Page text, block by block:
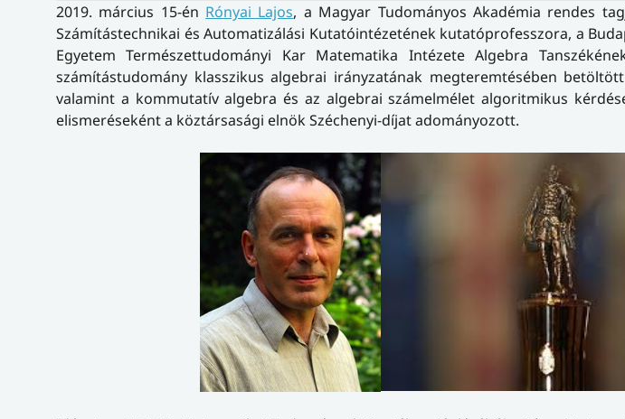
2019. március 15-én Rónyai Lajos, a Magyar Tudományos Akadémia rendes
Számítástechnikai és Automatizálási Kutatóintézetének kutatóprofesszora, a
Egyetem Természettudományi Kar Matematika Intézete Algebra
számítástudomány klasszikus algebrai irányzatának megteremtésében
valamint a kommutatív algebra és az algebrai számelmélet algoritmikus
elismeréseként a köztársasági elnök Széchenyi-díjat adományozott.